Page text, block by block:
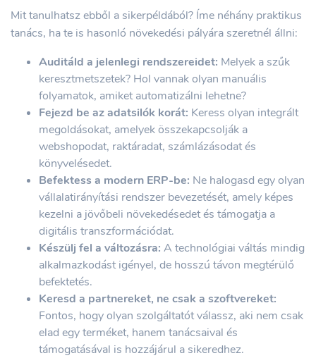
Mit tanulhatsz ebből a sikerpéldából? Íme néhány praktikus
tanács, ha te is hasonló növekedési pályára szeretnél állni:
Auditáld a jelenlegi rendszereidet: Melyek a szűk
keresztmetszetek? Hol vannak olyan manuális
folyamatok, amiket automatizálni lehetne?
Fejezd be az adatsilók korát: Keress olyan integrált
megoldásokat, amelyek összekapcsolják a
webshopodat, raktáradat, számlázásodat és
könyvelésedet.
Befektess a modern ERP-be: Ne halogasd egy olyan
vállalatirányítási rendszer bevezetését, amely képes
kezelni a jövőbeli növekedésedet és támogatja a
digitális transzformációdat.
Készülj fel a változásra: A technológiai váltás mindig
alkalmazkodást igényel, de hosszú távon megtérülő
befektetés.
Keresd a partnereket, ne csak a szoftvereket:
Fontos, hogy olyan szolgáltatót válassz, aki nem csak
elad egy terméket, hanem tanácsaival és
támogatásával is hozzájárul a sikeredhez.